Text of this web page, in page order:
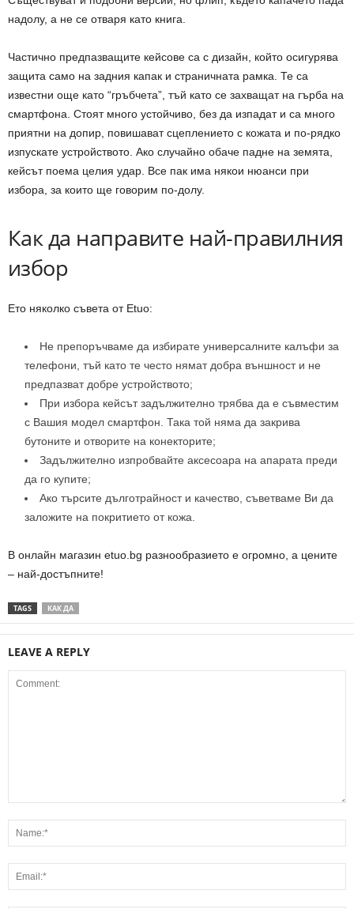
надолу, а не се отваря като книга.
Частично предпазващите кейсове са с дизайн, който осигурява
защита само на задния капак и страничната рамка. Те са
известни още като “гръбчета”, тъй като се захващат на гърба на
смартфона. Стоят много устойчиво, без да изпадат и са много
приятни на допир, повишават сцеплението с кожата и по-рядко
изпускате устройството. Ако случайно обаче падне на земята,
кейсът поема целия удар. Все пак има някои нюанси при
избора, за които ще говорим по-долу.
Как да направите най-правилния
избор
Ето няколко съвета от Etuo:
Не препоръчваме да избирате универсалните калъфи за
телефони, тъй като те често нямат добра външност и не
предпазват добре устройството;
При избора кейсът задължително трябва да е съвместим
с Вашия модел смартфон. Така той няма да закрива
бутоните и отворите на конекторите;
Задължително изпробвайте аксесоара на апарата преди
да го купите;
Ако търсите дълготрайност и качество, съветваме Ви да
заложите на покритието от кожа.
В онлайн магазин etuo.bg разнообразието е огромно, а цените
– най-достъпните!
TAGS КАК ДА
LEAVE A REPLY